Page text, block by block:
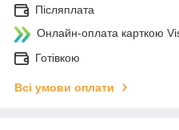
Післяплата
Онлайн-оплата карткою
Готівкою
Всі умови оплати